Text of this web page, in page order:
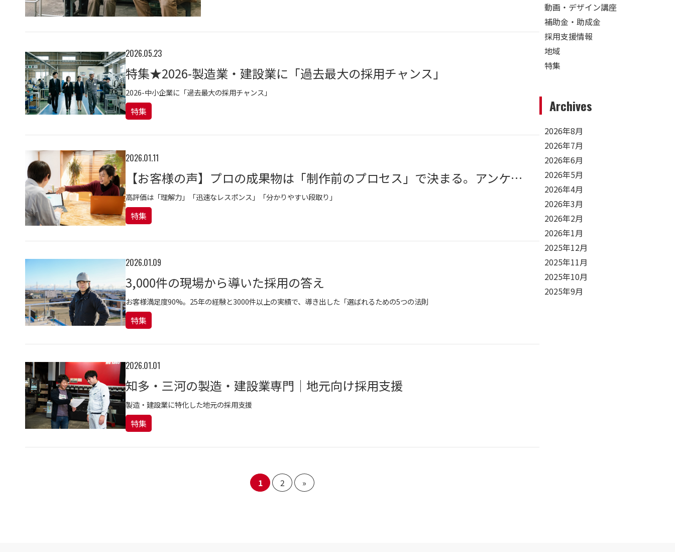
動画・デザイン講座
補助金・助成金
採用支援情報
地域
特集
Archives
2026年8月
2026年7月
2026年6月
2026年5月
2026年4月
2026年3月
2026年2月
2026年1月
2025年12月
2025年11月
2025年10月
2025年9月
2026.05.23
特集★2026-製造業・建設業に「過去最大の採用チャンス」
2026-中小企業に「過去最大の採用チャンス」
特集
2026.01.11
【お客様の声】プロの成果物は「制作前のプロセス」で決まる。アンケートから読み取るフィルムガーデン
高評価は「理解力」「迅速なレスポンス」「分かりやすい段取り」
特集
2026.01.09
3,000件の現場から導いた採用の答え
お客様満足度90%。25年の経験と3000件以上の実績で、導き出した「選ばれるための5つの法則
特集
2026.01.01
知多・三河の製造・建設業専門｜地元向け採用支援
製造・建設業に特化した地元の採用支援
特集
1 2 »